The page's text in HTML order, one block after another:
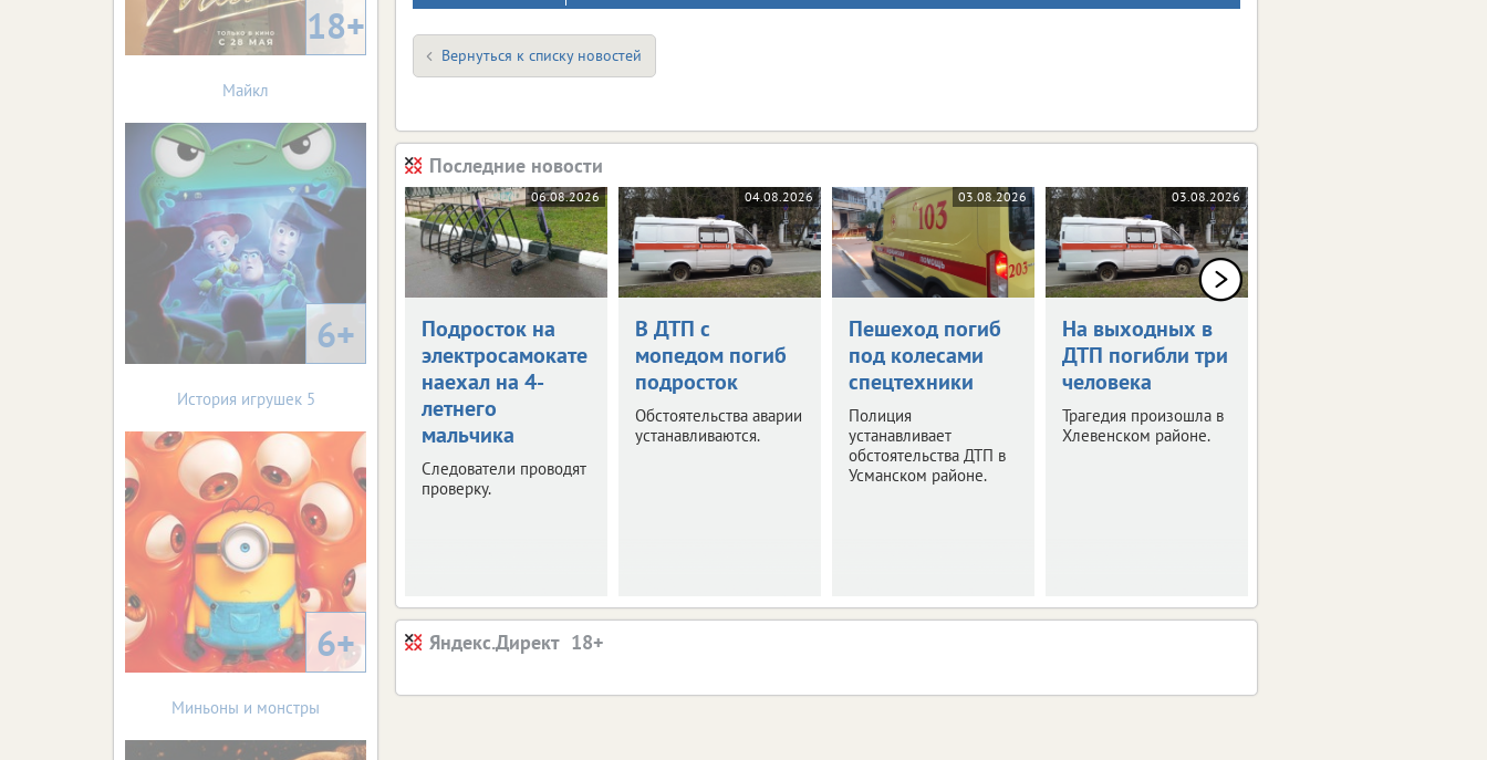
Вернуться к списку новостей
Последние новости
06.08.2026
Подросток на
электросамокате
наехал на 4-
летнего
мальчика
Следователи проводят
проверку.
04.08.2026
В ДТП с
мопедом погиб
подросток
Обстоятельства аварии
устанавливаются.
03.08.2026
Пешеход погиб
под колесами
спецтехники
Полиция
устанавливает
обстоятельства ДТП в
Усманском районе.
03.08.2026
На выходных в
ДТП погибли три
человека
Трагедия произошла в
Хлевенском районе.
Яндекс.Директ
18+
Майкл
6+
История игрушек 5
6+
Миньоны и монстры